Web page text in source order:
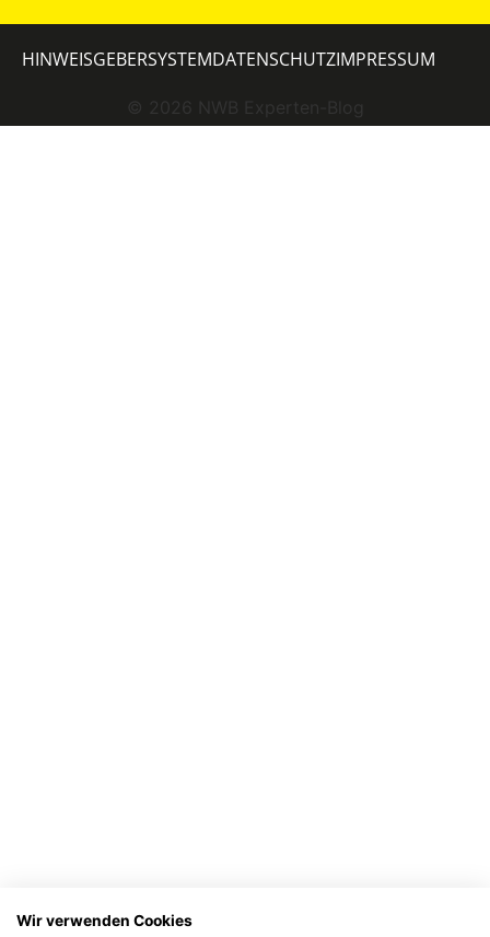
© 2026 NWB Experten-Blog
HINWEISGEBERSYSTEMDATENSCHUTZIMPRESSUM
Wir verwenden Cookies